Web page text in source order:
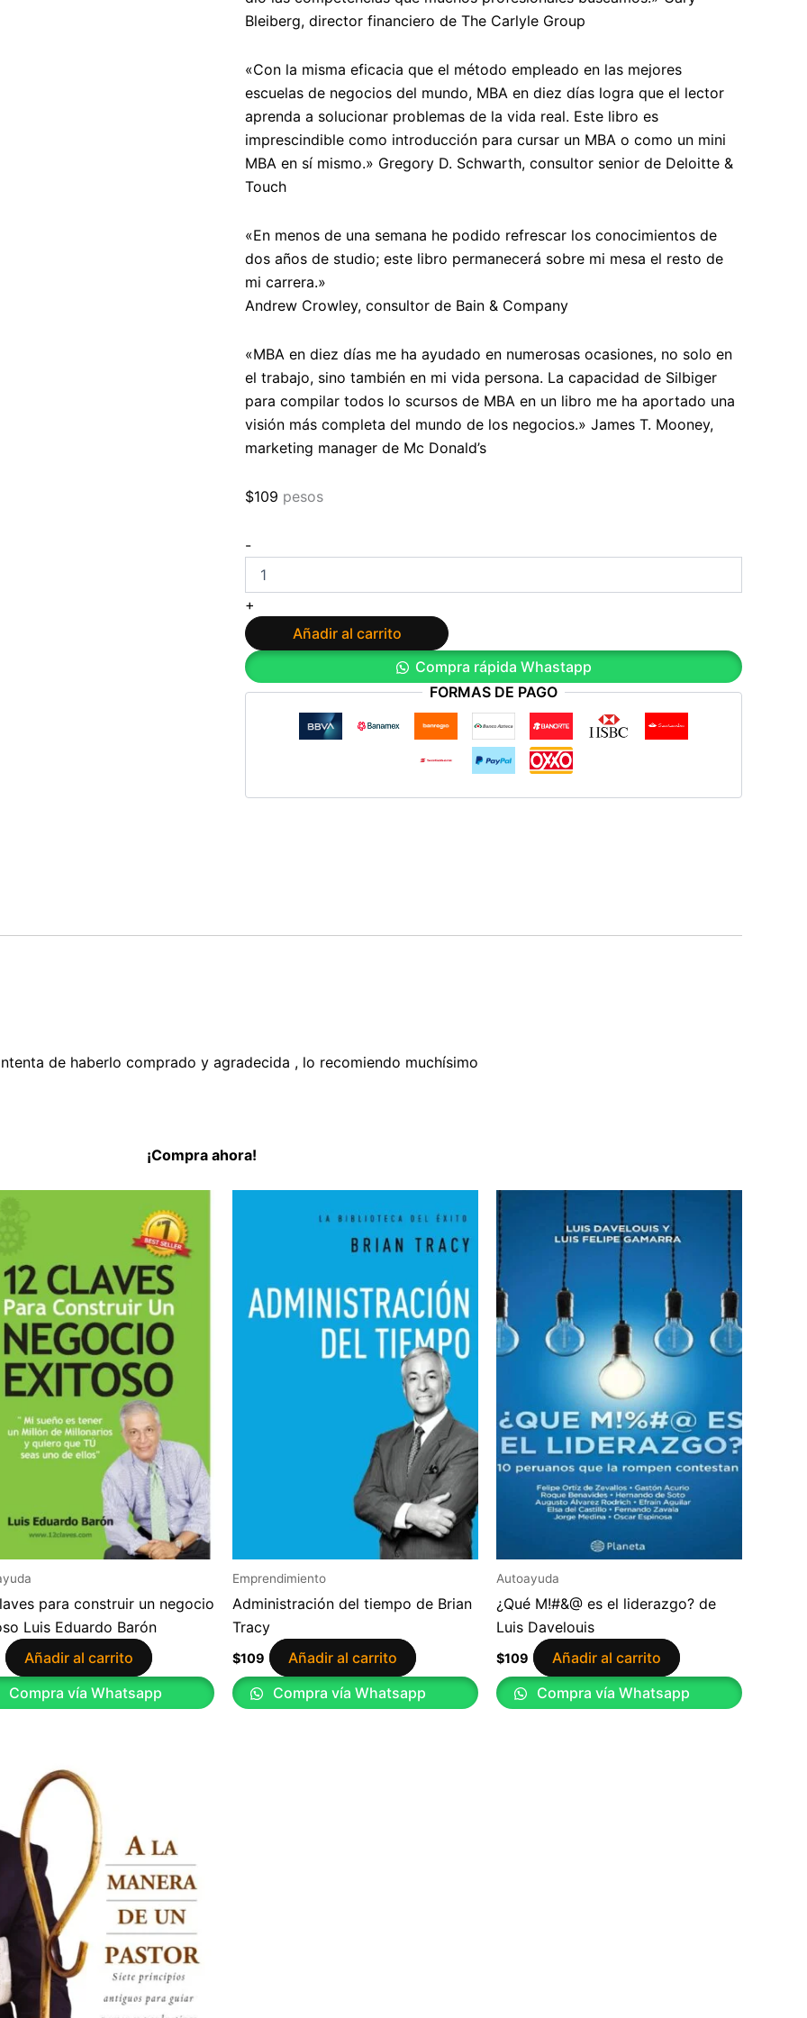
Bleiberg, director financiero de The Carlyle Group
«Con la misma eficacia que el método empleado en las mejores
escuelas de negocios del mundo, MBA en diez días logra que el lector
aprenda a solucionar problemas de la vida real. Este libro es
imprescindible como introducción para cursar un MBA o como un mini
MBA en sí mismo.» Gregory D. Schwarth, consultor senior de Deloitte &
Touch
«En menos de una semana he podido refrescar los conocimientos de
dos años de studio; este libro permanecerá sobre mi mesa el resto de
mi carrera.»
Andrew Crowley, consultor de Bain & Company
«MBA en diez días me ha ayudado en numerosas ocasiones, no solo en
el trabajo, sino también en mi vida persona. La capacidad de Silbiger
para compilar todos lo scursos de MBA en un libro me ha aportado una
visión más completa del mundo de los negocios.» James T. Mooney,
marketing manager de Mc Donald’s
$109 pesos
-
en
10
días:
Guía
a
con
enseñanzas
cantidad
+
Añadir al carrito
Compra rápida Whastapp
FORMAS DE PAGO
de haberlo comprado y agradecida , lo recomiendo muchísimo
¡Compra ahora!
para construir un negocio
Luis Eduardo Barón
Añadir al carrito
Compra vía Whatsapp
Emprendimiento
Administración del tiempo de Brian
Tracy
$109
Añadir al carrito
Compra vía Whatsapp
Autoayuda
¿Qué M!#&@ es el liderazgo? de
Luis Davelouis
$109
Añadir al carrito
Compra vía Whatsapp